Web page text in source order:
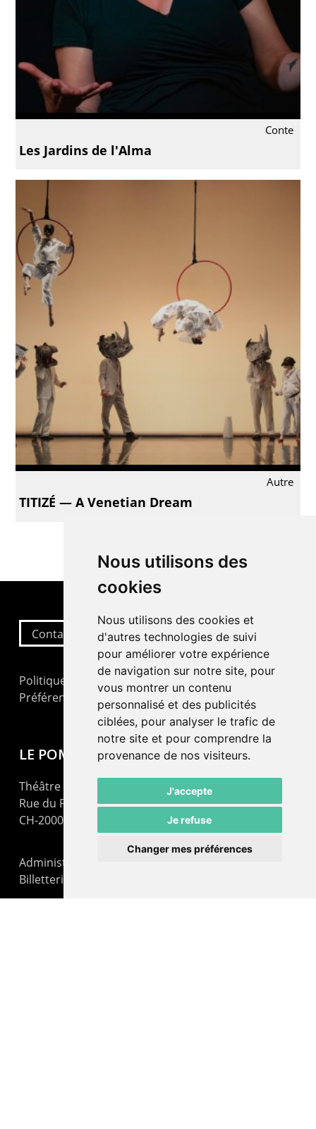
Nous utilisons des
cookies
Nous utilisons des cookies et
d'autres technologies de suivi
pour améliorer votre expérience
de navigation sur notre site, pour
vous montrer un contenu
personnalisé et des publicités
ciblées, pour analyser le trafic de
notre site et pour comprendre la
provenance de nos visiteurs.
J'accepte
Je refuse
Changer mes préférences
Conte
Les Jardins de l'Alma
Autre
TITIZÉ — A Venetian Dream
Contactez-nous
Politique de confidentialité
Préférences cookies
LE POMMIER
Théâtre – Centre Culturel Neuchâtelois
Rue du Pommier 9
CH-2000 Neuchâtel
Administration : +41 32 725 03 03
Billetterie : +41 32 725 05 05